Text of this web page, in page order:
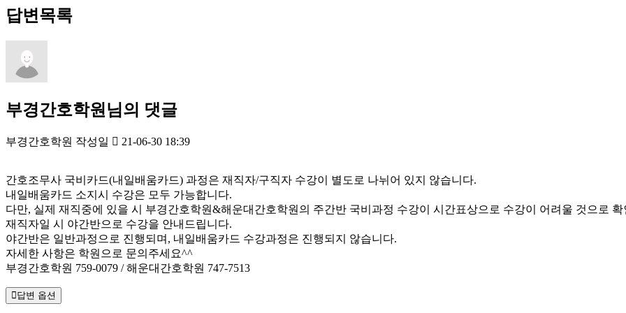
답변목록
부경간호학원님의 댓글
부경간호학원 작성일 21-06-30 18:39
간호조무사 국비카드(내일배움카드) 과정은 재직자/구직자 수강이 별도로 나뉘어 있지 않습니다.
내일배움카드 소지시 수강은 모두 가능합니다.
다만, 실제 재직중에 있을 시 부경간호학원&해운대간호학원의 주간반 국비과정 수강이 시간표상으로 수강이 어려울 것으로 확
재직자일 시 야간반으로 수강을 안내드립니다.
야간반은 일반과정으로 진행되며, 내일배움카드 수강과정은 진행되지 않습니다.
자세한 사항은 학원으로 문의주세요^^
부경간호학원 759-0079 / 해운대간호학원 747-7513
답변 옵션